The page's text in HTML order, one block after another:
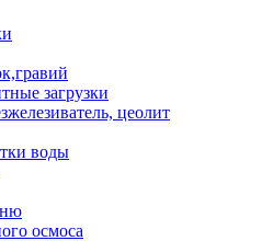
загрузки
цеолит
воды
осмоса